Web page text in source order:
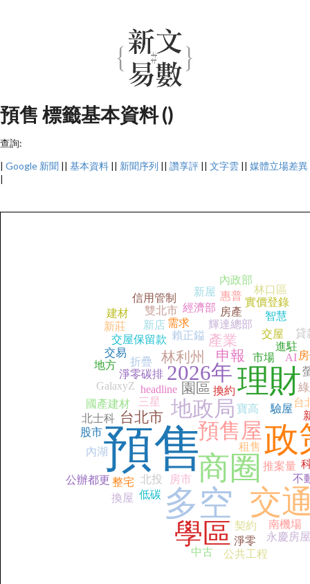
預售 標籤基本資料 ()
查詢:
| Google 新聞 || 基本資料 || 新聞序列 || 讚享評 || 文字雲 || 媒體立場差異
|
預售
多空
政
交
理財
商圈
學區
預售屋
2026年
地政局
台北市
林利州 申報
產業
園區
貸
交屋
契約
智慧
寶高 驗屋
賴正鎰
需求
新莊
進駐
中古
推案量
不
輝達總部
房產
雙北市
headline
房市
北士科
北投
實價登錄
林口區
交屋保留款
新店
交易
內湖 租售
市場
國產建材
惠普
淨零碳排
換屋
淨零
經濟部
三星
GalaxyZ
建材
公共工程
低碳
新屋
股市
折疊
整宅
台
地方
內政部
換約
南機場
公辦都更
永慶房屋
信用管制
AI